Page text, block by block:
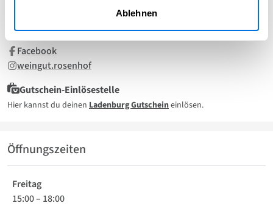
Ablehnen
weingut.rosenhof@googlemail.com
www.weingut-rosenhof.eu
Facebook
weingut.rosenhof
Gutschein-Einlösestelle
Hier kannst du deinen Ladenburg Gutscheineinlösen.
Öffnungszeiten
Freitag
15:00– 18:00